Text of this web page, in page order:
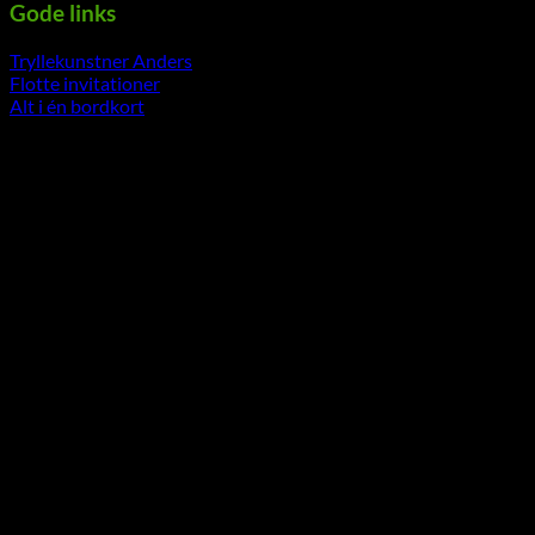
Gode links
Tryllekunstner Anders
Flotte invitationer
Alt i én bordkort